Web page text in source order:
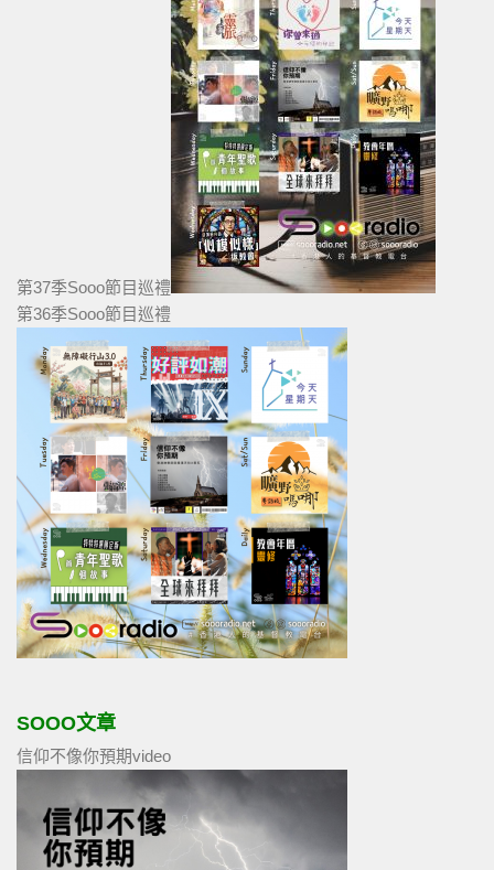
第37季Sooo節目巡禮
第36季Sooo節目巡禮
SOOO文章
信仰不像你預期video